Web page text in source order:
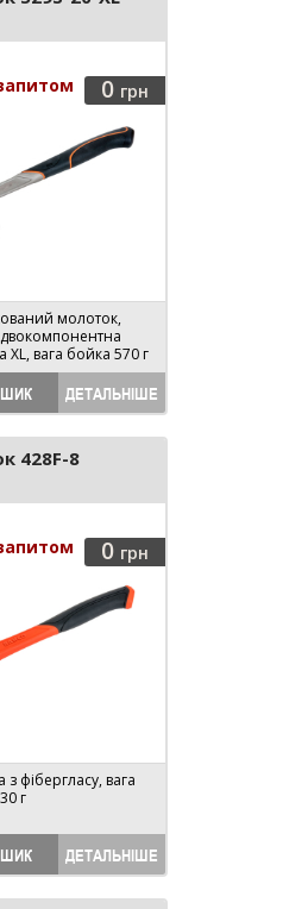
0 грн
молоток,
двокомпонентна
XL, вага бойка 570 г
ДЕТАЛЬНІШЕ
428F-8
0 грн
з фібергласу, вага
г
ДЕТАЛЬНІШЕ